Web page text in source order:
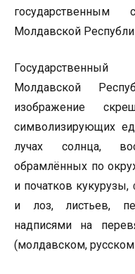
государственным
Молдавской
Молдавской
изображение
символизирующих
лучах солнца,
обрамлённых по
и початков
и лоз, листьев,
надписями на
(молдавском,